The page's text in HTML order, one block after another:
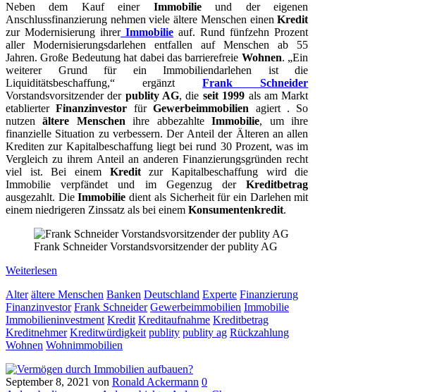
Neben dem Kauf einer Immobilieund der eigenen
Anschlussfinanzierung nehmen viele ältere Menschen einenKredit
zur Modernisierung ihrerImmobilie auf. Rund fünfzehn Prozent
aller Modernisierungsdarlehen entfallen auf Menschen ab 55
Jahren. Große Bedeutung hat dabei das barrierefreie Wohnen. „Ein
weiterer Grund für ein Immobiliendarlehen ist die
Liquiditätsbeschaffung,“ ergänztFrank Schneider
Vorstandsvorsitzender der publity AG, die seit 1999 als am Markt
etablierterFinanzinvestor fürGewerbeimmobilien agiert . So
nutzenältere Menschen ihre abbezahlteImmobilie, um ihre
finanzielle Situation zu verbessern. Der Anteil der Älteren an allen
Krediten zur Kapitalbeschaffung liegt bei rund 30 Prozent, was im
Vergleich zu ihrem Anteil an anderen Finanzierungsgründen recht
viel ist. Bei einem Kreditzur Kapitalbeschaffung wird die
Immobilie verpfändet und im Gegenzug derKreditbetrag
ausgezahlt. DieImmobilie dient als Sicherheit für ein Darlehen mit
einem niedrigeren Zinssatz als bei einem Konsumentenkredit.
Frank Schneider Vorstandsvorsitzender der publity AG
Weiterlesen
Alter ältere Menschen Banken Deutschland Experte Finanzierung
Finanzinvestor Frank Schneider Gewerbeimmobilien Immobilie
Immobilieninvestment Kredit Kreditaufnahme Kreditbetrag
Kreditnehmer Kreditwürdigkeit publity publity ag Rückzahlung
Wohnen Wohnimmobilien
September 8, 2021 von Ronald Ackermann 0